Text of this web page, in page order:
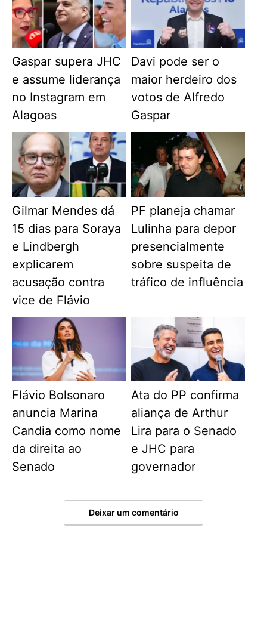
Gaspar supera JHC
e assume liderança
no Instagram em
Alagoas
Davi pode ser o
maior herdeiro dos
votos de Alfredo
Gaspar
Gilmar Mendes dá
15 dias para Soraya
e Lindbergh
explicarem
acusação contra
vice de Flávio
PF planeja chamar
Lulinha para depor
presencialmente
sobre suspeita de
tráfico de influência
Flávio Bolsonaro
anuncia Marina
Candia como nome
da direita ao
Senado
Ata do PP confirma
aliança de Arthur
Lira para o Senado
e JHC para
governador
Deixar um comentário